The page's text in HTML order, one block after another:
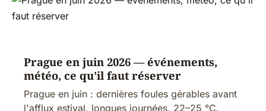
Prague en juin 2026 — événements,
météo, ce qu'il faut réserver
Prague en juin : dernières foules gérables avant
l'afflux estival, longues journées, 22–25 °C.